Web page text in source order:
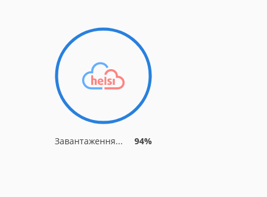
Завантаження... 94%